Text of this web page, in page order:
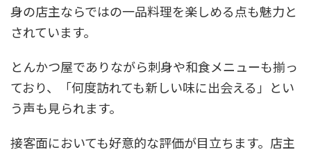
身の店主ならではの一品料理を楽しめる点も魅力と
されています。
とんかつ屋でありながら刺身や和食メニューも揃っ
ており、「何度訪れても新しい味に出会える」とい
う声も見られます。
接客面においても好意的な評価が目立ちます。店主